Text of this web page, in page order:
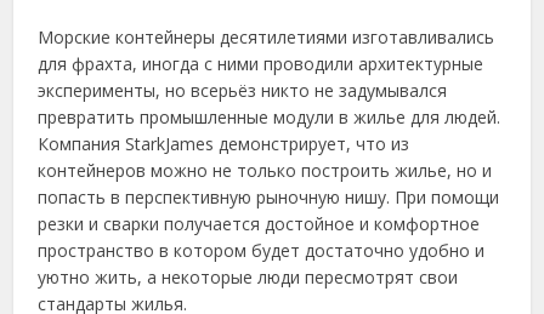
Морские контейнеры десятилетиями изготавливались
для фрахта, иногда с ними проводили архитектурные
эксперименты, но всерьёз никто не задумывался
превратить промышленные модули в жилье для людей.
Компания StarkJames демонстрирует, что из
контейнеров можно не только построить жилье, но и
попасть в перспективную рыночную нишу. При помощи
резки и сварки получается достойное и комфортное
пространство в котором будет достаточно удобно и
уютно жить, а некоторые люди пересмотрят свои
стандарты жилья.